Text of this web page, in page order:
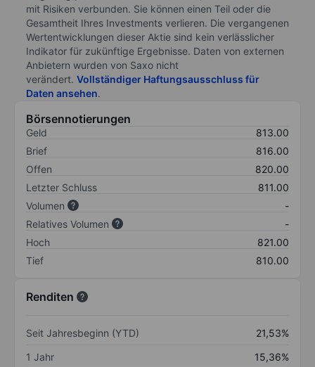
mit Risiken verbunden. Sie können einen Teil oder die
Gesamtheit Ihres Investments verlieren. Die vergangenen
Wertentwicklungen dieser Aktie sind kein verlässlicher
Indikator für zukünftige Ergebnisse. Daten von externen
Anbietern wurden von Saxo nicht
verändert. Vollständiger Haftungsausschluss für
Daten ansehen.
Börsennotierungen
Geld
813.00
Brief
816.00
Offen
820.00
Letzter Schluss
811.00
Volumen
-
Relatives Volumen
-
Hoch
821.00
Tief
810.00
Renditen
Seit Jahresbeginn (YTD)
21,53%
1 Jahr
15,36%